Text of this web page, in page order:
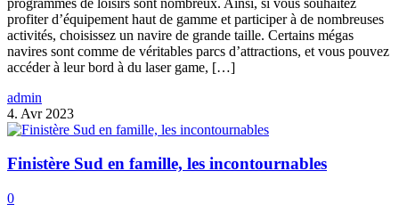
profiter d’équipement haut de gamme et participer à de nombreuses
activités, choisissez un navire de grande taille. Certains mégas
navires sont comme de véritables parcs d’attractions, et vous pouvez
accéder à leur bord à du laser game, […]
admin
4. Avr 2023
Finistère Sud en famille, les incontournables
0